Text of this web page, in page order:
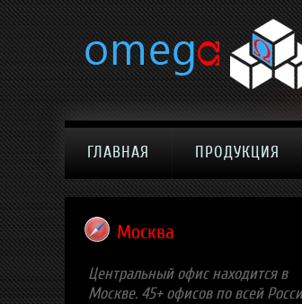
ГЛАВНАЯ ПРОДУКЦИЯ
Москва
Центральный офис находится в
Москве. 45+ офисов по всей